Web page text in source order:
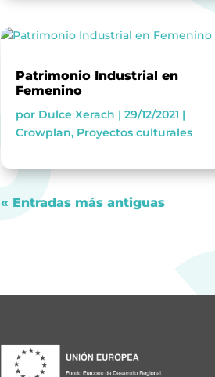
Patrimonio Industrial en
Femenino
por Dulce Xerach |29/12/2021 |
Crowplan, Proyectos culturales
« Entradas más antiguas